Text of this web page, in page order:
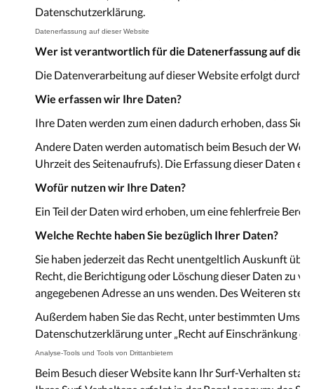
Datenschutzerklärung.
Datenerfassung auf dieser Website
Wer ist verantwortlich für die Datenerfassung auf
Die Datenverarbeitung auf dieser Website erfolgt durch
Wie erfassen wir Ihre Daten?
Ihre Daten werden zum einen dadurch erhoben, dass Sie
Andere Daten werden automatisch beim Besuch der
Uhrzeit des Seitenaufrufs). Die Erfassung dieser Daten
Wofür nutzen wir Ihre Daten?
Ein Teil der Daten wird erhoben, um eine fehlerfreie
Welche Rechte haben Sie bezüglich Ihrer Daten?
Sie haben jederzeit das Recht unentgeltlich Auskunft
Recht, die Berichtigung oder Löschung dieser Daten zu
angegebenen Adresse an uns wenden. Des Weiteren
Außerdem haben Sie das Recht, unter bestimmten
Datenschutzerklärung unter „Recht auf Einschränkung
Analyse-Tools und Tools von Drittanbietern
Beim Besuch dieser Website kann Ihr Surf-Verhalten